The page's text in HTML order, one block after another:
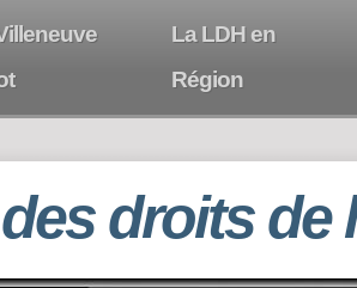
La LDH en
Région
droits de